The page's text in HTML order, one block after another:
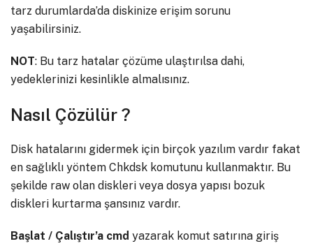
tarz durumlarda’da diskinize erişim sorunu
yaşabilirsiniz.
NOT: Bu tarz hatalar çözüme ulaştırılsa dahi,
yedeklerinizi kesinlikle almalısınız.
Nasıl Çözülür ?
Disk hatalarını gidermek için birçok yazılım vardır fakat
en sağlıklı yöntem Chkdsk komutunu kullanmaktır. Bu
şekilde raw olan diskleri veya dosya yapısı bozuk
diskleri kurtarma şansınız vardır.
Başlat / Çalıştır’a cmd yazarak komut satırına giriş